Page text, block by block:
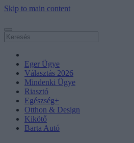
Skip to main content
Eger Ügye
Választás 2026
Mindenki Ügye
Riasztó
Egészség+
Otthon & Design
Kikötő
Barta Autó